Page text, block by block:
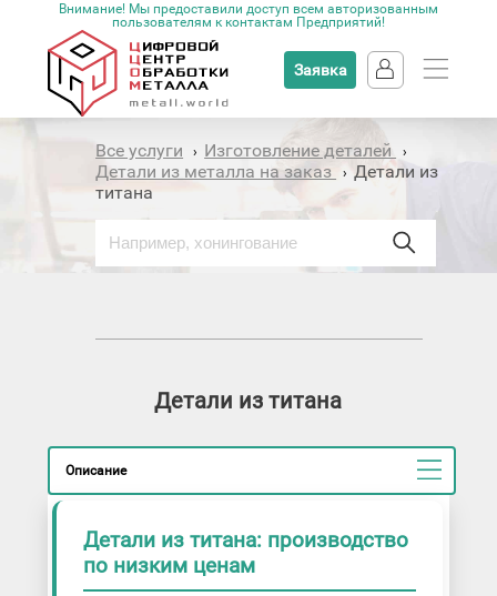
Внимание! Мы предоставили доступ всем авторизованным
пользователям к контактам Предприятий!
Заявка
Все услуги › Изготовление деталей ›
Детали из металла на заказ ›Детали из
титана
Детали из титана
Описание
Детали из титана: производство
по низким ценам